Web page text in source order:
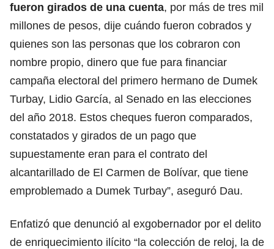
fueron girados de una cuenta, por más de tres mil
millones de pesos, dije cuándo fueron cobrados y
quienes son las personas que los cobraron con
nombre propio, dinero que fue para financiar
campaña electoral del primero hermano de Dumek
Turbay, Lidio García, al Senado en las elecciones
del año 2018. Estos cheques fueron comparados,
constatados y girados de un pago que
supuestamente eran para el contrato del
alcantarillado de El Carmen de Bolívar, que tiene
emproblemado a Dumek Turbay”, aseguró Dau.
Enfatizó que denunció al exgobernador por el delito
de enriquecimiento ilícito “la colección de reloj, la de